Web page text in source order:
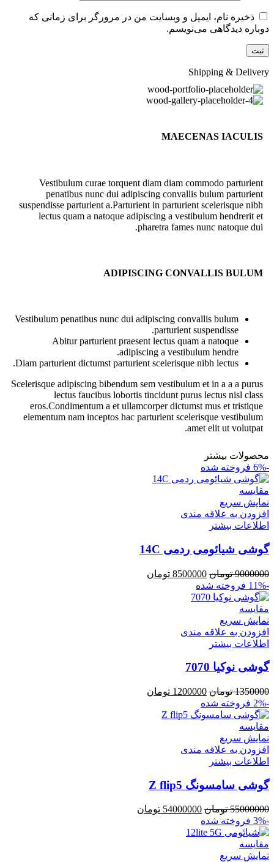
ذخیره نام، ایمیل و وبسایت من در مرورگر برای زمانی که
دوباره دیدگاهی می‌نویسم.
Shipping & Delivery
MAECENAS IACULIS
Vestibulum curae torquent diam diam commodo parturient
penatibus nunc dui adipiscing convallis bulum parturient
suspendisse parturient a.Parturient in parturient scelerisque nibh
lectus quam a natoque adipiscing a vestibulum hendrerit et
pharetra fames nunc natoque dui.
ADIPISCING CONVALLIS BULUM
Vestibulum penatibus nunc dui adipiscing convallis bulum
parturient suspendisse.
Abitur parturient praesent lectus quam a natoque
adipiscing a vestibulum hendre.
Diam parturient dictumst parturient scelerisque nibh lectus.
Scelerisque adipiscing bibendum sem vestibulum et in a a a purus
lectus faucibus lobortis tincidunt purus lectus nisl class
eros.Condimentum a et ullamcorper dictumst mus et tristique
elementum nam inceptos hac parturient scelerisque vestibulum
amet elit ut volutpat.
محصولات بیشتر
-6%
فروخته شده
مقايسه
نمایش سریع
افزودن به علاقه مندی
اطلاعات بیشتر
گوشی شیائومی ردمی 14C
9000000 تومان 8500000 تومان
-11%
فروخته شده
مقايسه
نمایش سریع
افزودن به علاقه مندی
اطلاعات بیشتر
گوشی نوکیا 7070
1350000 تومان 1200000 تومان
-2%
فروخته شده
مقايسه
نمایش سریع
افزودن به علاقه مندی
اطلاعات بیشتر
گوشی سامسونگ Z flip5
55000000 تومان 54000000 تومان
-3%
فروخته شده
مقايسه
نمایش سریع